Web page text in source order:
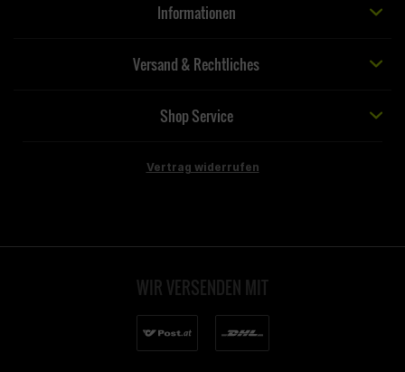
Informationen
Versand & Rechtliches
Shop Service
Vertrag widerrufen
WIR VERSENDEN MIT